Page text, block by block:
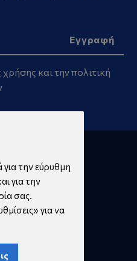
χρήσης και τηνπολιτική
για την εύρυθμη
για την
σας.
για να